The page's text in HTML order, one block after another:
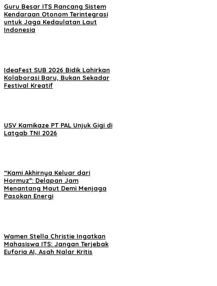
Guru Besar ITS Rancang Sistem
Kendaraan Otonom Terintegrasi
untuk Jaga Kedaulatan Laut
Indonesia
IdeaFest SUB 2026 Bidik Lahirkan
Kolaborasi Baru, Bukan Sekadar
Festival Kreatif
USV Kamikaze PT PAL Unjuk Gigi di
Latgab TNI 2026
“Kami Akhirnya Keluar dari
Hormuz”: Delapan Jam
Menantang Maut Demi Menjaga
Pasokan Energi
Wamen Stella Christie Ingatkan
Mahasiswa ITS: Jangan Terjebak
Euforia AI, Asah Nalar Kritis